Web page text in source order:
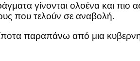
γίνονται ολοένα και
που τελούν σε αναβολή.
παραπάνω από μια